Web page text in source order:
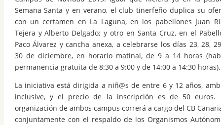
Semana Santa y en verano, el club tinerfeño duplica su
con un certamen en La Laguna, en los pabellones Juan
Tejera y Alberto Delgado; y otro en Santa Cruz, en el
Paco Álvarez y cancha anexa, a celebrarse los días 23, 28,
30 de diciembre, en horario matinal, de 9 a 14 horas
permanencia gratuita de 8:30 a 9:00 y de 14:00 a 14:30 horas).
La iniciativa está dirigida a niñ@s de entre 6 y 12 años,
inclusive, y el precio de la inscripción es de 50 euros.
organización de ambos campus correrá a cargo del CB
conjuntamente con el respaldo de los Organismos